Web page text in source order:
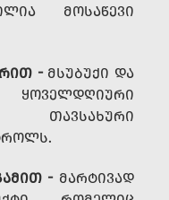
ᲛᲝᲡᲐᲬᲔᲕᲘ
-ᲛᲡᲣᲑᲣᲥᲘ ᲓᲐ
ᲧᲝᲕᲔᲚᲓᲦᲘᲣᲠᲘ
ᲗᲐᲕᲡᲐᲮᲣᲠᲘ
-ᲛᲐᲠᲢᲘᲕᲐᲓ